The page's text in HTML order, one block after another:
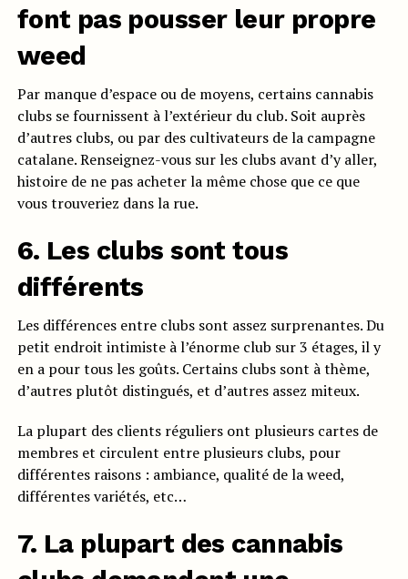
font pas pousser leur propre
weed
Par manque d’espace ou de moyens, certains cannabis
clubs se fournissent à l’extérieur du club. Soit auprès
d’autres clubs, ou par des cultivateurs de la campagne
catalane. Renseignez-vous sur les clubs avant d’y aller,
histoire de ne pas acheter la même chose que ce que
vous trouveriez dans la rue.
6. Les clubs sont tous
différents
Les différences entre clubs sont assez surprenantes. Du
petit endroit intimiste à l’énorme club sur 3 étages, il y
en a pour tous les goûts. Certains clubs sont à thème,
d’autres plutôt distingués, et d’autres assez miteux.
La plupart des clients réguliers ont plusieurs cartes de
membres et circulent entre plusieurs clubs, pour
différentes raisons : ambiance, qualité de la weed,
différentes variétés, etc…
7. La plupart des cannabis